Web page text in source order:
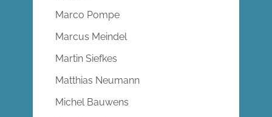
Marco Pompe
Marcus Meindel
Martin Siefkes
Matthias Neumann
Michel Bauwens